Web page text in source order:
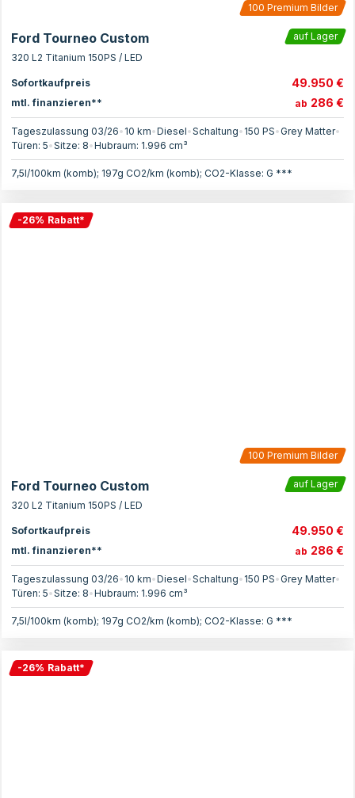
100 Premium Bilder
Ford Tourneo Custom
auf Lager
320 L2 Titanium 150PS / LED
Sofortkaufpreis 49.950 €
mtl. finanzieren** ab 286 €
Tageszulassung 03/26• 10 km•Diesel•Schaltung• 150 PS•Grey Matter•
Türen: 5•Sitze: 8•Hubraum: 1.996 cm³
7,5l/100km (komb); 197g CO2/km (komb); CO2-Klasse: G ***
-26% Rabatt*
100 Premium Bilder
Ford Tourneo Custom
auf Lager
320 L2 Titanium 150PS / LED
Sofortkaufpreis 49.950 €
mtl. finanzieren** ab 286 €
Tageszulassung 03/26• 10 km•Diesel•Schaltung• 150 PS•Grey Matter•
Türen: 5•Sitze: 8•Hubraum: 1.996 cm³
7,5l/100km (komb); 197g CO2/km (komb); CO2-Klasse: G ***
-26% Rabatt*